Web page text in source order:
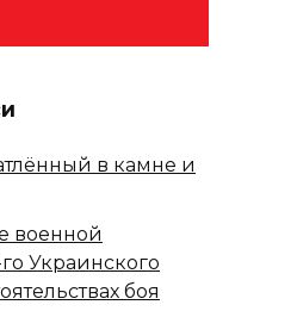
в камне и
военной
Украинского
боя